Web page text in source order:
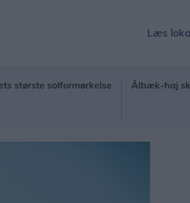
Læs
solformørkelse Ålbæk-haj skal